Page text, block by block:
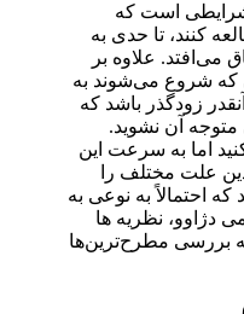
است که
کنند، تا حدی به
می‌افتد. علاوه بر
که شروع می‌شوند به
زودگذر باشد که
متوجه آن نشوید.
اما به سرعت این
علت مختلف را
که احتمالاً به نوعی به
دژاوو، نظریه‌ ها
به بررسی مطرح‌ترین‌ها